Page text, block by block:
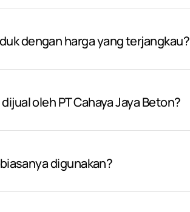
dengan harga yang terjangkau?
oleh PT Cahaya Jaya Beton?
digunakan?